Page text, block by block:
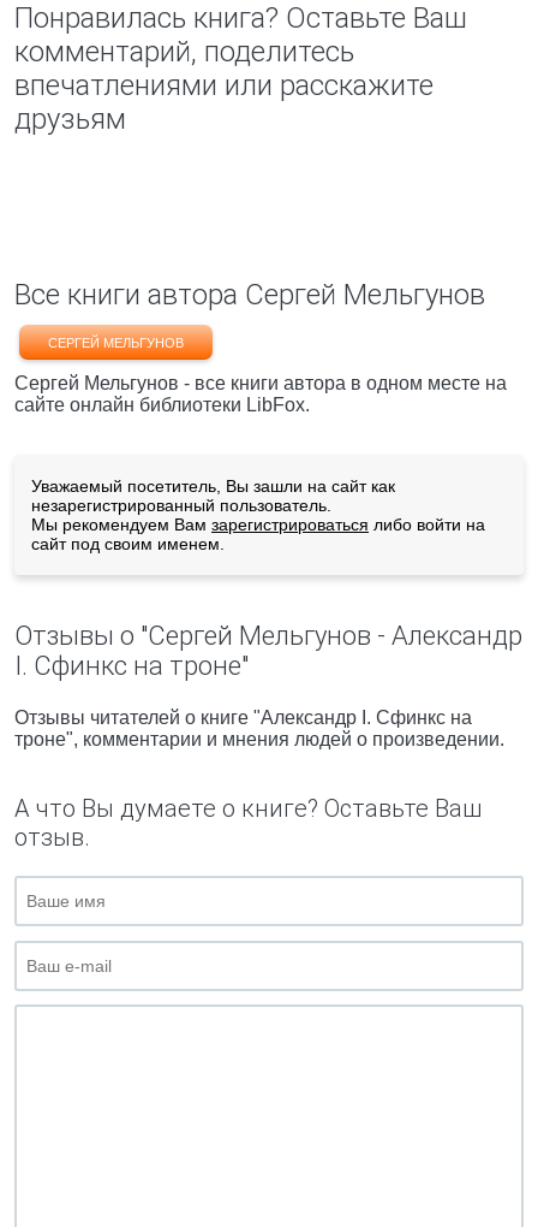
Понравилась книга? Оставьте Ваш
комментарий, поделитесь
впечатлениями или расскажите
друзьям
Все книги автора Сергей Мельгунов
СЕРГЕЙ МЕЛЬГУНОВ
Сергей Мельгунов - все книги автора в одном месте на
сайте онлайн библиотеки LibFox.
Уважаемый посетитель, Вы зашли на сайт как
незарегистрированный пользователь.
Мы рекомендуем Вам зарегистрироваться либо войти на
сайт под своим именем.
Отзывы о "Сергей Мельгунов - Александр
I. Сфинкс на троне"
Отзывы читателей о книге "Александр I. Сфинкс на
троне", комментарии и мнения людей о произведении.
А что Вы думаете о книге? Оставьте Ваш
отзыв.